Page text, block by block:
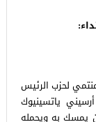
لحزب الرئيس
ياتسينيوك
يمسك به ويحمله